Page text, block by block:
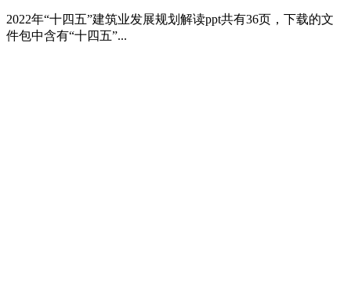
2022年“十四五”建筑业发展规划解读ppt共有36页，下载的文
件包中含有“十四五”...